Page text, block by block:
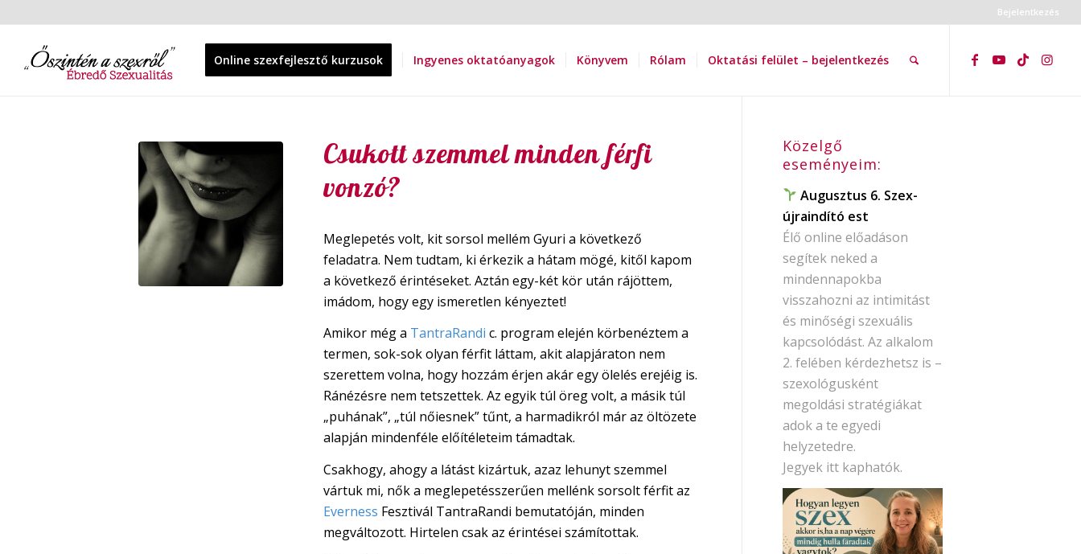
Bejelentkezés
Online szexfejlesztő kurzusok Ingyenes oktatóanyagok Könyvem Rólam Oktatási felület – bejelentkezés
Csukott szemmel minden férfi
vonzó?
Meglepetés volt, kit sorsol mellém Gyuri a következő
feladatra. Nem tudtam, ki érkezik a hátam mögé, kitől kapom
a következő érintéseket. Aztán egy-két kör után rájöttem,
imádom, hogy egy ismeretlen kényeztet!
Amikor még a TantraRandi c. program elején körbenéztem a
termen, sok-sok olyan férfit láttam, akit alapjáraton nem
szerettem volna, hogy hozzám érjen akár egy ölelés erejéig is.
Ránézésre nem tetszettek. Az egyik túl öreg volt, a másik túl
„puhának”, „túl nőiesnek” tűnt, a harmadikról már az öltözete
alapján mindenféle előítéleteim támadtak.
Csakhogy, ahogy a látást kizártuk, azaz lehunyt szemmel
vártuk mi, nők a meglepetésszerűen mellénk sorsolt férfit az
Everness Fesztivál TantraRandi bemutatóján, minden
megváltozott. Hirtelen csak az érintései számítottak.
Közelgő
eseményeim:
Augusztus 6. Szex-
újraindító est
Élő online előadáson
segítek neked a
mindennapokba
visszahozni az intimitást
és minőségi szexuális
kapcsolódást. Az alkalom
2. felében kérdezhetsz is –
szexológusként
megoldási stratégiákat
adok a te egyedi
helyzetedre.
Jegyek itt kaphatók.